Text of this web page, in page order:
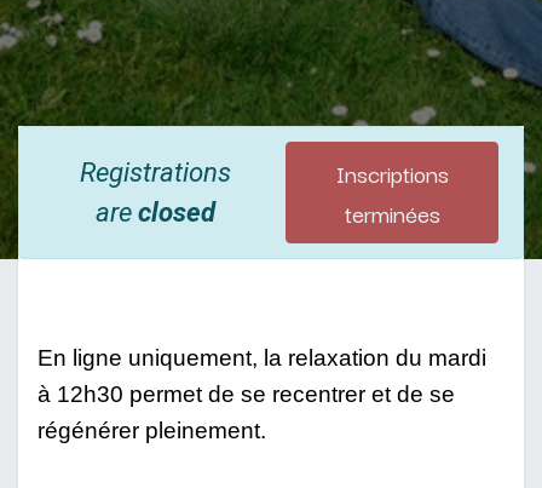
Registrations
areclosed
Inscriptions
terminées
En ligne uniquement, la relaxation du mardi
à 12h30 permet de se recentrer et de se
régénérer pleinement.